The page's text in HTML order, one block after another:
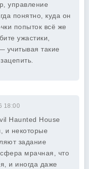
управление
понятно, куда он
попыток всё же
ужастики,
учитывая такие
18:00
Haunted House
и некоторые
задание
мрачная, что
и иногда даже